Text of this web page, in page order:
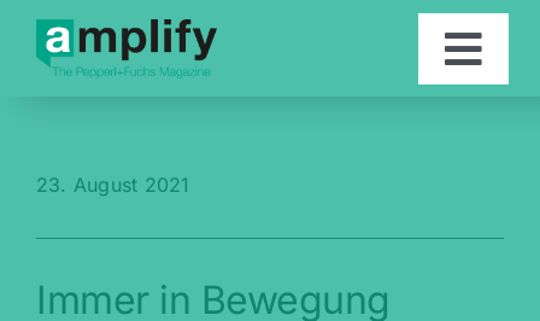
Skip
content
Kontakt
23. August 2021
Immer in Bewegung